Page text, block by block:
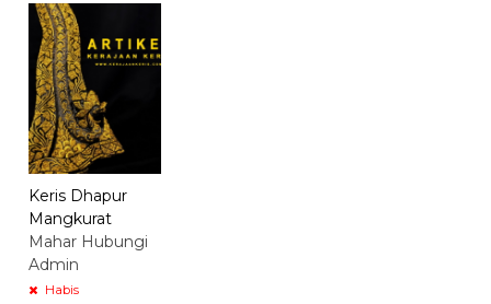
Keris Dhapur
Mangkurat
Mahar Hubungi
Admin
Habis